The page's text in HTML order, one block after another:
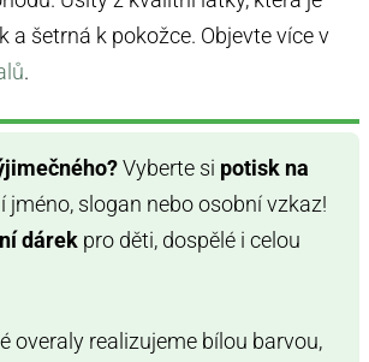
a šetrná k pokožce. Objevte více v
.
Vyberte si potisk na
jméno, slogan nebo osobní vzkaz!
dárek pro děti, dospělé i celou
overaly realizujeme bílou barvou,